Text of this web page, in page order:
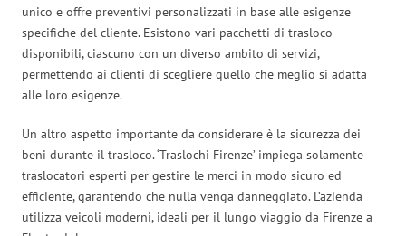
unico e offre preventivi personalizzati in base alle esigenze
specifiche del cliente. Esistono vari pacchetti di trasloco
disponibili, ciascuno con un diverso ambito di servizi,
permettendo ai clienti di scegliere quello che meglio si adatta
alle loro esigenze.
Un altro aspetto importante da considerare è la sicurezza dei
beni durante il trasloco. ‘Traslochi Firenze’ impiega solamente
traslocatori esperti per gestire le merci in modo sicuro ed
efficiente, garantendo che nulla venga danneggiato. L’azienda
utilizza veicoli moderni, ideali per il lungo viaggio da Firenze a